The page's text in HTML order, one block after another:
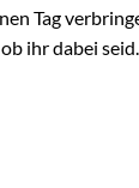
Tag
ihr dabei seid.